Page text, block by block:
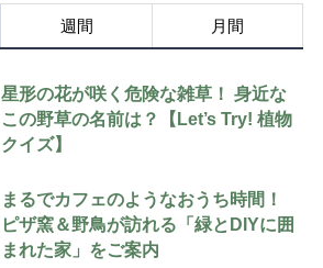
週間 月間
星形の花が咲く危険な雑草！ 身近な
この野草の名前は？【Let’s Try! 植物
クイズ】
まるでカフェのようなおうち時間！
ピザ窯＆野鳥が訪れる「緑とDIYに囲
まれた家」をご案内